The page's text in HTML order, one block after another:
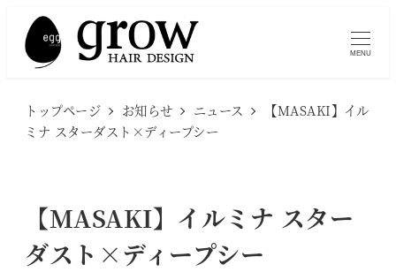
MENU
トップページ お知らせ ニュース
【MASAKI】イル
ミナ スターダスト×ディープシー
【MASAKI】イルミナ スター
ダスト×ディープシー